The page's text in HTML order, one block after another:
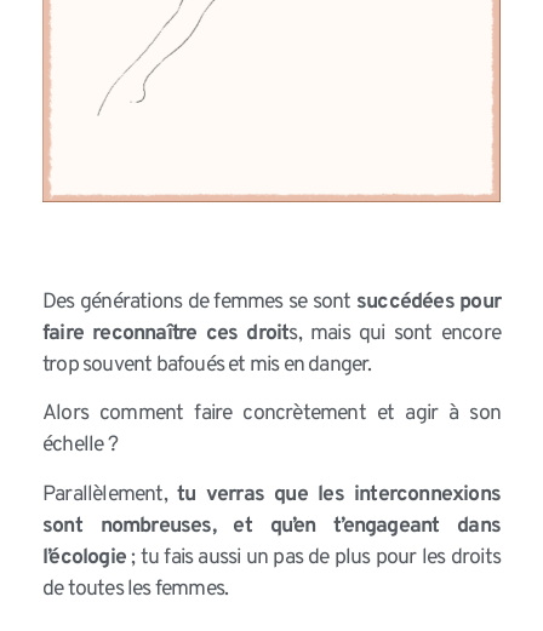
Des générations de femmes se sont succédées pour
faire reconnaître ces droits, mais qui sont encore
trop souvent bafoués et mis en danger.
Alors comment faire concrètement et agir à son
échelle ?
Parallèlement,tu verras que les interconnexions
sont nombreuses, et qu’en t’engageant dans
l’écologie; tu fais aussi un pas de plus pour les droits
de toutes les femmes.